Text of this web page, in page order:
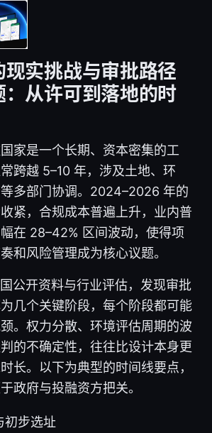
现实挑战与审批路径
：从许可到落地的时
家是一个长期、资本密集的工
跨越 5–10 年，涉及土地、环
多部门协调。2024–2026 年的
紧，合规成本普遍上升，业内普
在 28–42% 区间波动，使得项
和风险管理成为核心议题。
公开资料与行业评估，发现审批
几个关键阶段，每个阶段都可能
。权力分散、环境评估周期的波
的不确定性，往往比设计本身更
长。以下为典型的时间线要点，
政府与投融资方把关。
初步选址